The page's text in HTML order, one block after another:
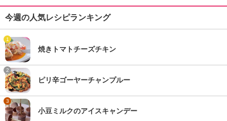
今週の人気レシピランキング
1
焼きトマトチーズチキン
2
ピリ辛ゴーヤーチャンプルー
3
小豆ミルクのアイスキャンデー